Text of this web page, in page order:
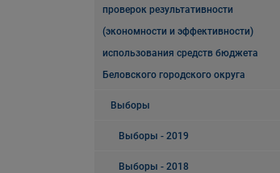
проверок результативности
(экономности и эффективности)
использования средств бюджета
Беловского городского округа
Выборы
Выборы - 2019
Выборы - 2018